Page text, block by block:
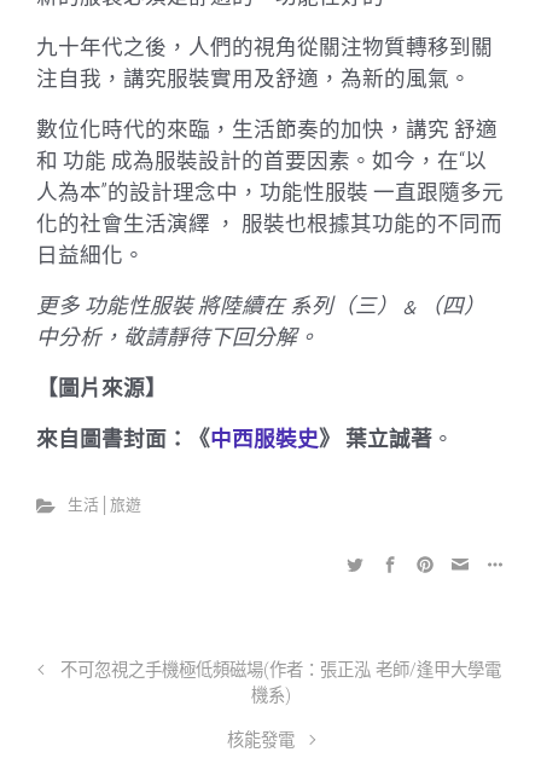
九十年代之後，人們的視角從關注物質轉移到關
注自我，講究服裝實用及舒適，為新的風氣。
數位化時代的來臨，生活節奏的加快，講究 舒適
和 功能 成為服裝設計的首要因素。如今，在“以
人為本”的設計理念中，功能性服裝 一直跟隨多元
化的社會生活演繹 ， 服裝也根據其功能的不同而
日益細化。
更多 功能性服裝 將陸續在 系列（三）﹠（四）
中分析，敬請靜待下回分解。
【圖片來源】
來自圖書封面：《中西服裝史》 葉立誠著 。
生活│旅遊
不可忽視之手機極低頻磁場(作者：張正泓 老師/逢甲大學電
機系)
核能發電